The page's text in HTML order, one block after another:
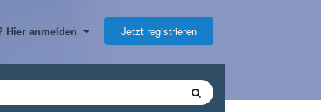
Hier anmelden Jetzt registrieren